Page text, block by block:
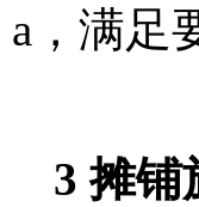
a，满足
3 摊铺